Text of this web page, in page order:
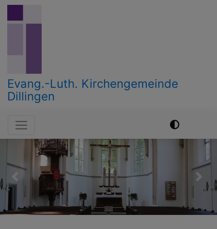
Direkt
Evang.-Luth. Kirchengemeinde
Dillingen
Hauptnavigation
Previous Next